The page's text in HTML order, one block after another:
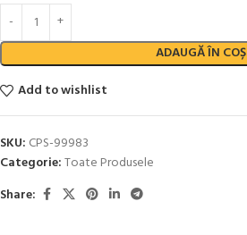
ADAUGĂ ÎN COȘ
Add to wishlist
SKU: CPS-99983
Categorie:Toate Produsele
Share: